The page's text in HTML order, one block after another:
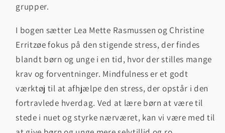
grupper.
I bogen sætter Lea Mette Rasmussen og Christine
Erritzøe fokus på den stigende stress, der findes
blandt børn og unge i en tid, hvor der stilles mange
krav og forventninger. Mindfulness er et godt
værktøj til at afhjælpe den stress, der opstår i den
fortravlede hverdag. Ved at lære børn at være til
stede i nuet og styrke nærværet, kan vi være med til